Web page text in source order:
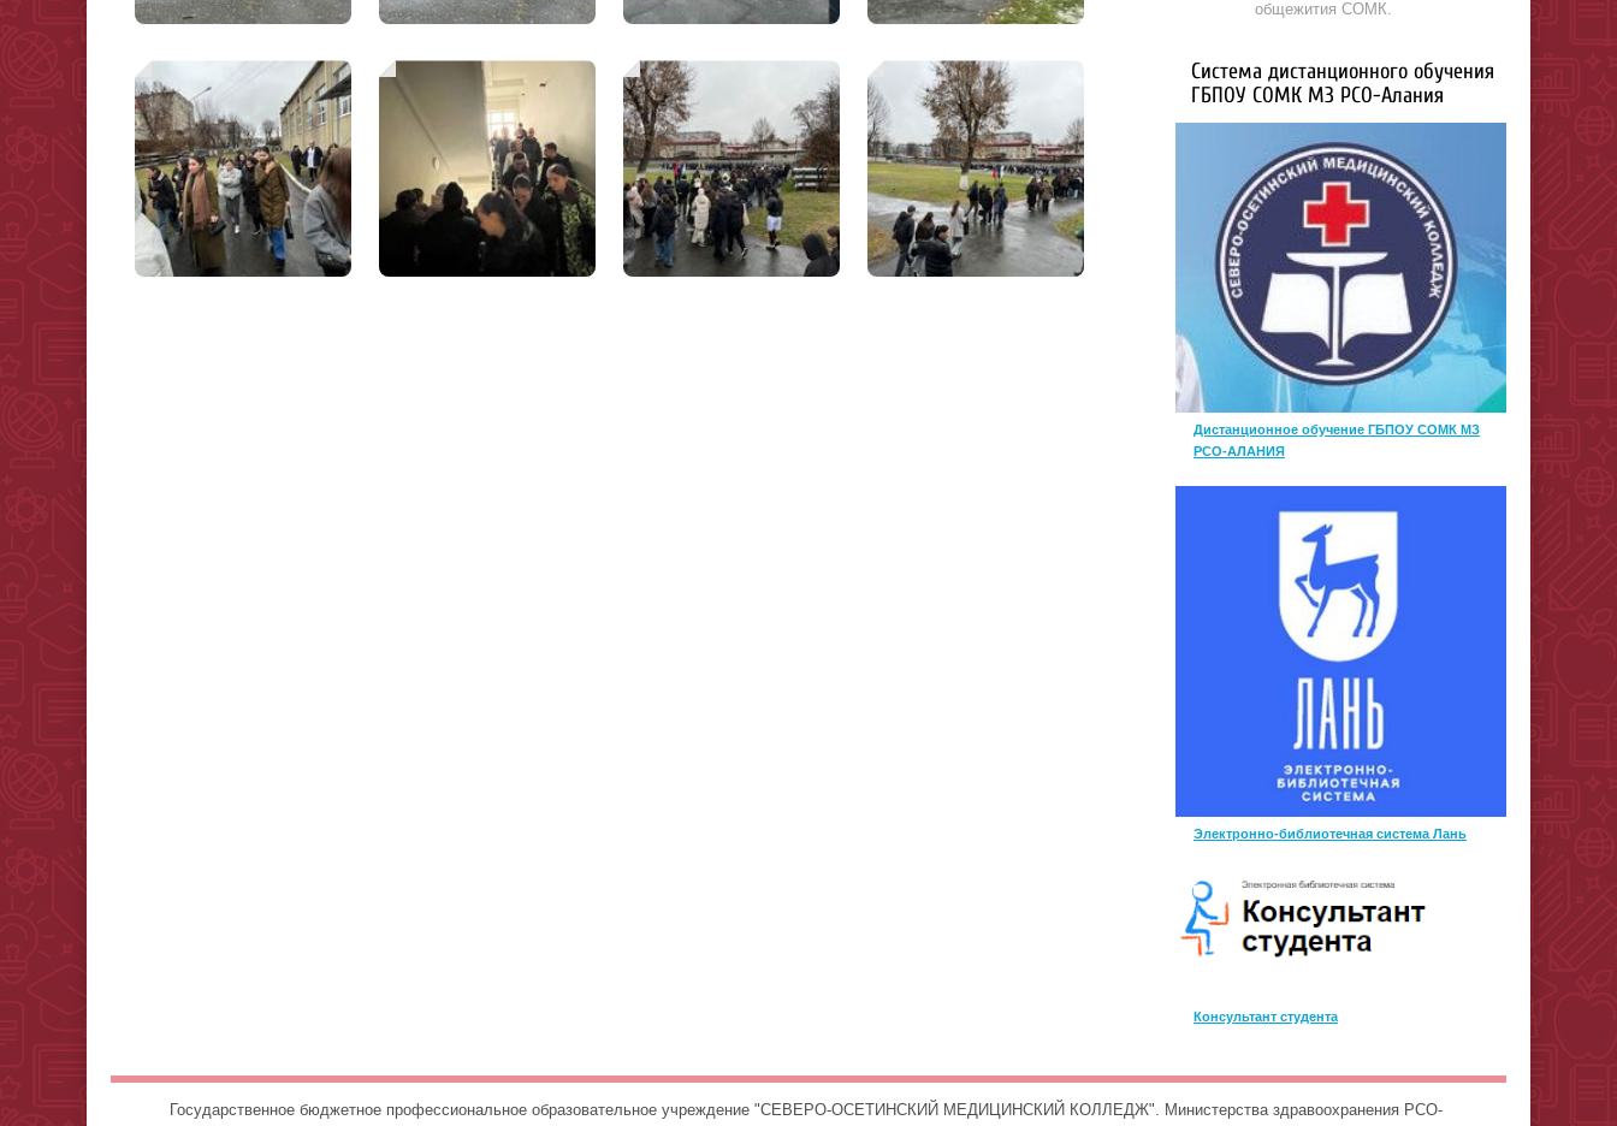
общежития СОМК.
Система дистанционного обучения
ГБПОУ СОМК МЗ РСО-Алания
Дистанционное обучение ГБПОУ СОМК МЗ
РСО-АЛАНИЯ
Электронно-библиотечная система Лань
Консультант студента
Государственное бюджетное профессиональное образовательное учреждение "СЕВЕРО-ОСЕТИНСКИЙ МЕДИЦИНСКИЙ КОЛЛЕДЖ". Министерства здравоохранения РСО-